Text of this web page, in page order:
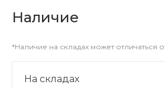
Наличие
*Наличие на складах может отличаться
На складах